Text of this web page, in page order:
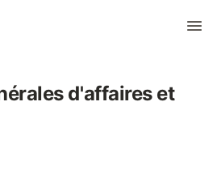
d'affaires et